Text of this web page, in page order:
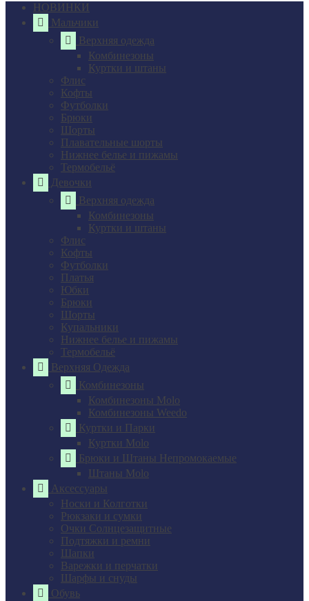
НОВИНКИ
Мальчики
Верхняя одежда
Комбинезоны
Куртки и штаны
Флис
Кофты
Футболки
Брюки
Шорты
Плавательные шорты
Нижнее белье и пижамы
Термобельё
Девочки
Верхняя одежда
Комбинезоны
Куртки и штаны
Флис
Кофты
Футболки
Платья
Юбки
Брюки
Шорты
Купальники
Нижнее белье и пижамы
Термобельё
Верхняя Одежда
Комбинезоны
Комбинезоны Molo
Комбинезоны Weedo
Куртки и Парки
Куртки Molo
Брюки и Штаны Непромокаемые
Штаны Molo
Аксессуары
Носки и Колготки
Рюкзаки и сумки
Очки Солнцезащитные
Подтяжки и ремни
Шапки
Варежки и перчатки
Шарфы и снуды
Обувь